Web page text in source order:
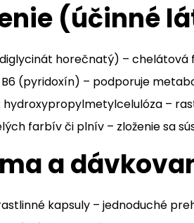
(účinné
horečnatý) – chelátová
(pyridoxín) – podporuje
hydroxypropylmetylcelulóza –
farbív či plnív – zloženie sa
a
kapsuly – jednoduché